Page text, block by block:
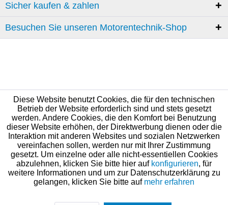
Sicher kaufen & zahlen
Besuchen Sie unseren Motorentechnik-Shop
Diese Website benutzt Cookies, die für den technischen
Betrieb der Website erforderlich sind und stets gesetzt
werden. Andere Cookies, die den Komfort bei Benutzung
dieser Website erhöhen, der Direktwerbung dienen oder die
Interaktion mit anderen Websites und sozialen Netzwerken
vereinfachen sollen, werden nur mit Ihrer Zustimmung
gesetzt. Um einzelne oder alle nicht-essentiellen Cookies
abzulehnen, klicken Sie bitte hier auf konfigurieren, für
weitere Informationen und um zur Datenschutzerklärung zu
gelangen, klicken Sie bitte auf mehr erfahren